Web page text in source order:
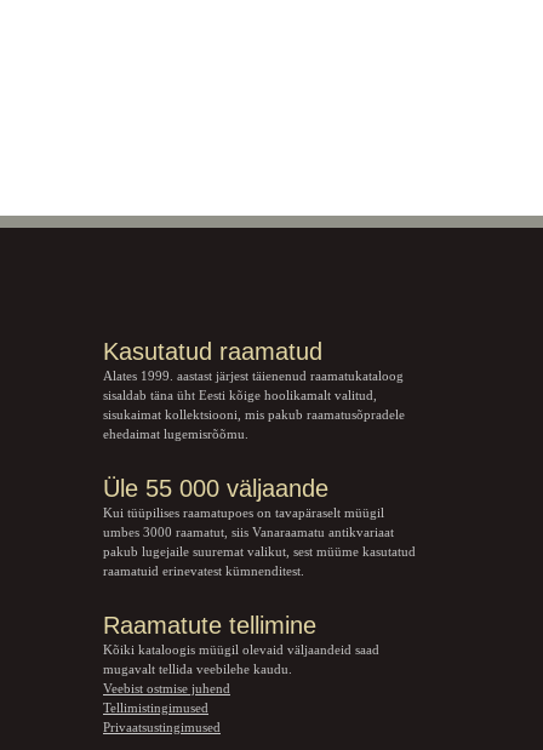
Kasutatud raamatud
Alates 1999. aastast järjest täienenud raamatukataloog
sisaldab täna üht Eesti kõige hoolikamalt valitud,
sisukaimat kollektsiooni, mis pakub raamatusõpradele
ehedaimat lugemisrõõmu.
Üle 55 000 väljaande
Kui tüüpilises raamatupoes on tavapäraselt müügil
umbes 3000 raamatut, siis Vanaraamatu antikvariaat
pakub lugejaile suuremat valikut, sest müüme kasutatud
raamatuid erinevatest kümnenditest.
Raamatute tellimine
Kõiki kataloogis müügil olevaid väljaandeid saad
mugavalt tellida veebilehe kaudu.
Veebist ostmise juhend
Tellimistingimused
Privaatsustingimused